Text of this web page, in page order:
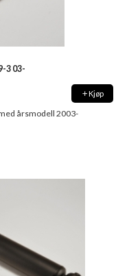
3 03-
Kjøp
årsmodell 2003-